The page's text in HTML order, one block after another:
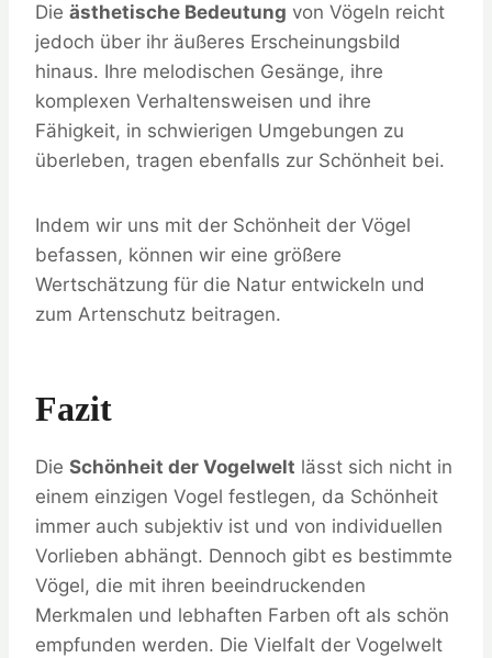
Die ästhetische Bedeutung von Vögeln reicht
jedoch über ihr äußeres Erscheinungsbild
hinaus. Ihre melodischen Gesänge, ihre
komplexen Verhaltensweisen und ihre
Fähigkeit, in schwierigen Umgebungen zu
überleben, tragen ebenfalls zur Schönheit bei.
Indem wir uns mit der Schönheit der Vögel
befassen, können wir eine größere
Wertschätzung für die Natur entwickeln und
zum Artenschutz beitragen.
Fazit
Die Schönheit der Vogelwelt lässt sich nicht in
einem einzigen Vogel festlegen, da Schönheit
immer auch subjektiv ist und von individuellen
Vorlieben abhängt. Dennoch gibt es bestimmte
Vögel, die mit ihren beeindruckenden
Merkmalen und lebhaften Farben oft als schön
empfunden werden. Die Vielfalt der Vogelwelt